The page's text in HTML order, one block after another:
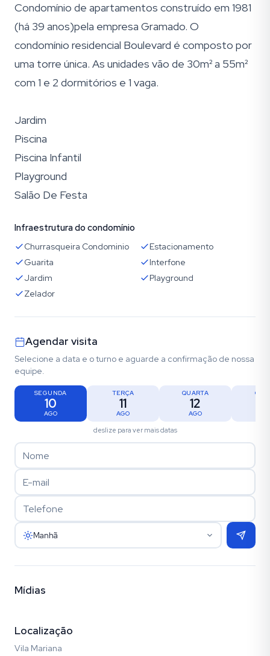
Condomínio de apartamentos construído em 1981
(há 39 anos)pela empresa Gramado. O
condomínio residencial Boulevard é composto por
uma torre única. As unidades vão de 30m² a 55m²
com 1 e 2 dormitórios e 1 vaga.
Jardim
Piscina
Piscina Infantil
Playground
Salão De Festa
Infraestrutura do condomínio
Churrasqueira Condominio
Estacionamento
Guarita
Interfone
Jardim
Playground
Zelador
Agendar visita
Selecione a data e o turno e aguarde a confirmação de nossa
equipe.
SEGUNDA
10
AGO
TERÇA
11
AGO
QUARTA
12
AGO
deslize para ver mais datas
Manhã
Mídias
Localização
Vila Mariana